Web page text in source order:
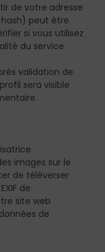
de votre adresse
peut être
si vous utilisez
du service
validation de
sera visible
images sur le
de téléverser
de
site web
de